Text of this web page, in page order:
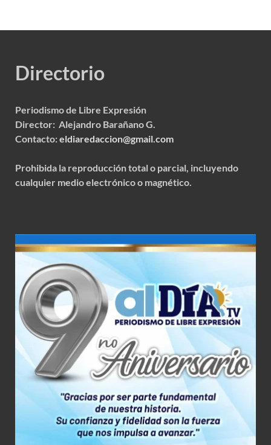
Directorio
Periodismo de Libre Expresión
Director: Alejandro Barañano G.
Contacto:eldiaredaccion@gmail.com
Prohibida la reproducción total o parcial, incluyendo
cualquier medio electrónico o magnético.